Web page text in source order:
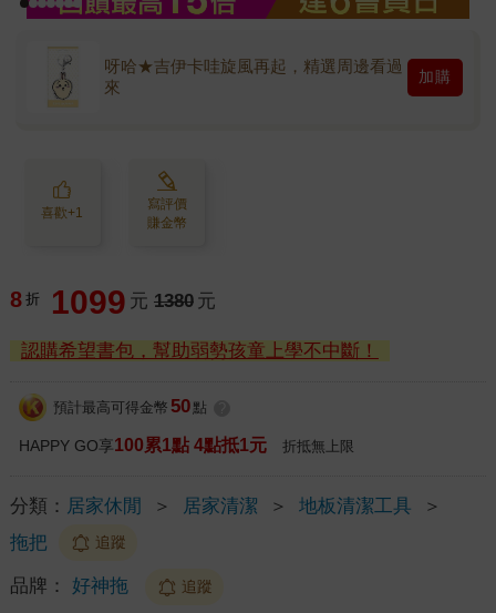
呀哈★吉伊卡哇旋風再起，精選周邊看過
來
加購
喜歡+1
寫評價
賺金幣
8 折 1099 元 1380 元
認購希望書包，幫助弱勢孩童上學不中斷！
預計最高可得金幣 50 點
HAPPY GO享100累1點 4點抵1元 折抵無上限
分類： 居家休閒 ＞ 居家清潔 ＞ 地板清潔工具
＞
拖把
追蹤
品牌： 好神拖 追蹤